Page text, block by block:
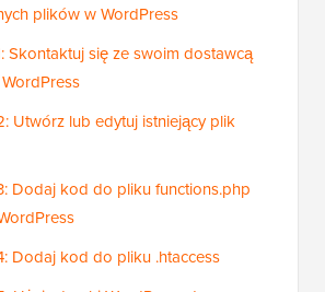
plików w WordPress
Skontaktuj się ze swoim dostawcą
Utwórz lub edytuj istniejący plik
Dodaj kod do pliku functions.php
Dodaj kod do pliku .htaccess